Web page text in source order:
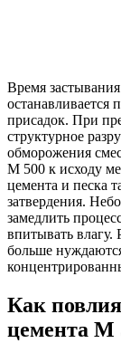
Время
останавливается
присадок. При
структурное
обморожения
М 500 к исходу
цемента и песка
затвердения.
замедлить
впитывать влагу.
больше
Как
цемента М